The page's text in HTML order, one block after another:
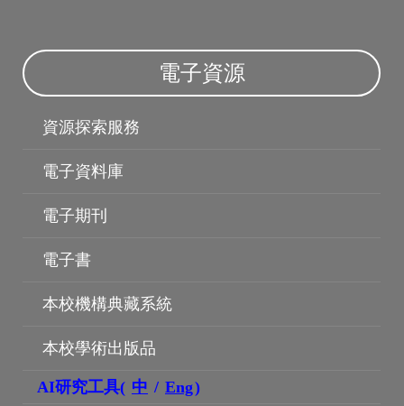
電子資源
資源探索服務
電子資料庫
電子期刊
電子書
本校機構典藏系統
本校學術出版品
AI研究工具( 中 / Eng)